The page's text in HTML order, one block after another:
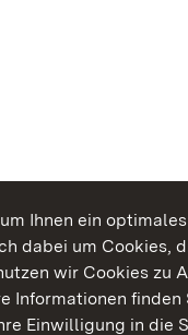
Ihnen ein
dabei um Cookies,
wir Cookies zu
Informationen finden
Einwilligung in die